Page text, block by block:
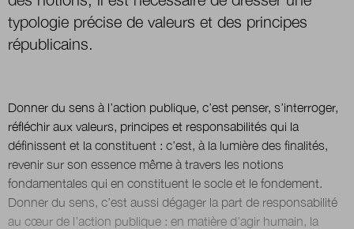
Qui sommes-nous ?
Nous contacter
Newsletter
Renseignez votre email afin de suivre l'actualité
de la transformation publique.
typologie précise de valeurs et des principes
républicains.
Donner du sens à l’action publique, c’est penser, s’interroger,
réfléchir aux valeurs, principes et responsabilités qui la
définissent et la constituent : c’est, à la lumière des finalités,
revenir sur son essence même à travers les notions
fondamentales qui en constituent le socle et le fondement.
Donner du sens, c’est aussi dégager la part de responsabilité
au cœur de l’action publique : en matière d’agir humain, la